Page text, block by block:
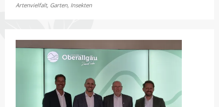
Bayerns
Artenvielfalt, Garten, Insekten